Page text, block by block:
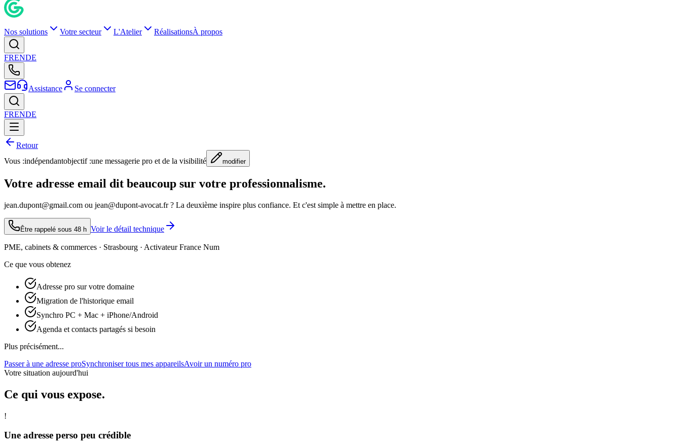
Nos solutions Votre secteur L'Atelier RéalisationsÀ propos
FRENDE
Assistance Se connecter
FRENDE
Retour
Vous :indépendantobjectif :une messagerie pro et de la visibilité modifier
Votre adresse email dit beaucoup sur votre professionnalisme.
jean.dupont@gmail.com ou jean@dupont-avocat.fr ? La deuxième inspire plus confiance. Et c'est simple à mettre en place.
Être rappelé sous 48 h Voir le détail technique
PME, cabinets & commerces · Strasbourg · Activateur France Num
Ce que vous obtenez
Adresse pro sur votre domaine
Migration de l'historique email
Synchro PC + Mac + iPhone/Android
Agenda et contacts partagés si besoin
Plus précisément...
Passer à une adresse proSynchroniser tous mes appareilsAvoir un numéro pro
Votre situation aujourd'hui
Ce qui vous expose.
!
Une adresse perso peu crédible